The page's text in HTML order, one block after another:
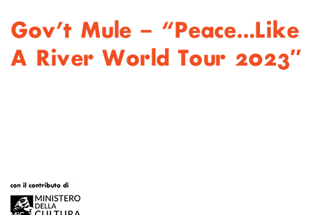
Gov’t Mule – “Peace…Like
A River World Tour 2023″